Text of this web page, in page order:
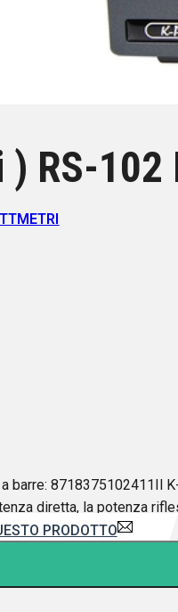
) RS-
barre: 8718375102411Il
diretta, la potenza
PRODOTTO